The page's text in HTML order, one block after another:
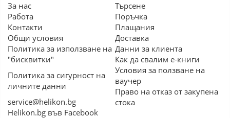
За нас
Работа
Контакти
Общи условия
Политика за използване на
"бисквитки"
Политика за сигурност на
личните данни
service@helikon.bg
Helikon.bg във Facebook
Търсене
Поръчка
Плащания
Доставка
Данни за клиента
Как да свалим е-книги
Условия за ползване на
ваучер
Право на отказ от закупена
стока